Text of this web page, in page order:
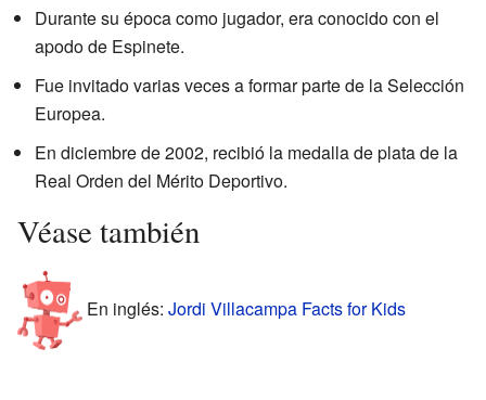
Durante su época como jugador, era conocido con el
apodo de Espinete.
Fue invitado varias veces a formar parte de la Selección
Europea.
En diciembre de 2002, recibió la medalla de plata de la
Real Orden del Mérito Deportivo.
Véase también
En inglés: Jordi Villacampa Facts for Kids